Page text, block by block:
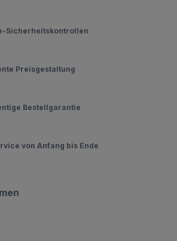
Sicherheitskontrollen
Preisgestaltung
Bestellgarantie
von Anfang bis Ende